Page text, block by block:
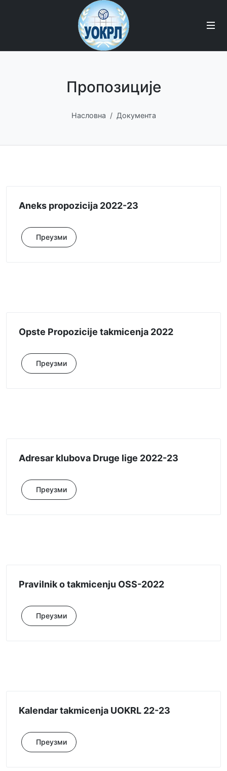
Пропозиције
Насловна Документа
Aneks propozicija 2022-23
Преузми
Opste Propozicije takmicenja 2022
Преузми
Adresar klubova Druge lige 2022-23
Преузми
Pravilnik o takmicenju OSS-2022
Преузми
Kalendar takmicenja UOKRL 22-23
Преузми